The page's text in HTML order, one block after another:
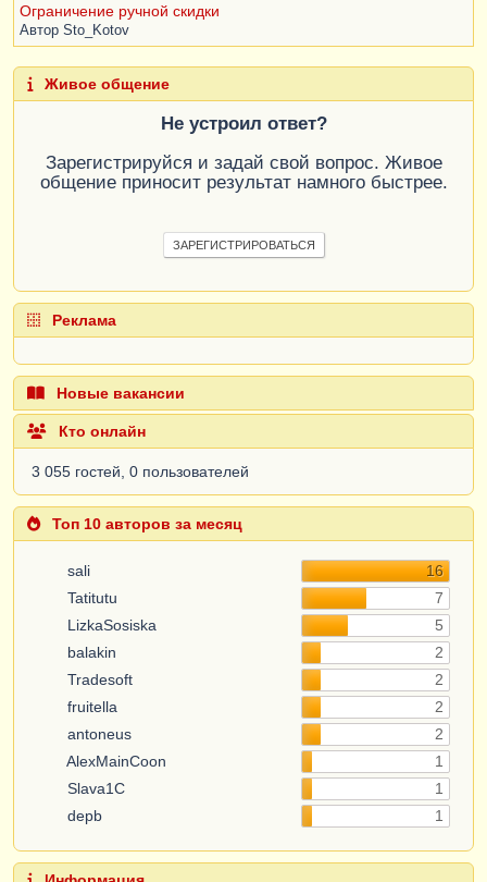
Ограничение ручной скидки
Автор Sto_Kotov
Живое общение
Не устроил ответ?
Зарегистрируйся и задай свой вопрос. Живое
общение приносит результат намного быстрее.
ЗАРЕГИСТРИРОВАТЬСЯ
Реклама
Новые вакансии
Кто онлайн
3 055 гостей, 0 пользователей
Топ 10 авторов за месяц
sali
16
Tatitutu
7
LizkaSosiska
5
balakin
2
Tradesoft
2
fruitella
2
antoneus
2
AlexMainCoon
1
Slava1C
1
depb
1